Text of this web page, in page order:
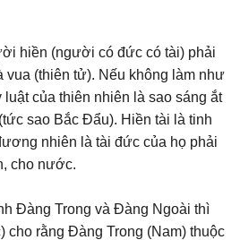
hiền (người có đức có tài) phải
vua (thiên tử). Nếu không làm như
của thiên nhiên là sao sáng ắt
sao Bắc Đẩu). Hiền tài là tinh
nhiên là tài đức của họ phải
cho nước.
Đàng Trong và Đàng Ngoài thì
rằng Đàng Trong (Nam) thuộc